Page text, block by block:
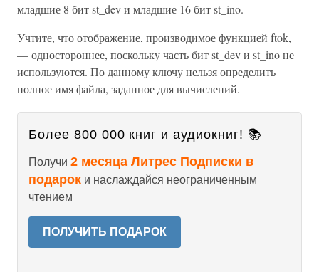
младшие 8 бит st_dev и младшие 16 бит st_ino.
Учтите, что отображение, производимое функцией ftok,
— одностороннее, поскольку часть бит st_dev и st_ino не
используются. По данному ключу нельзя определить
полное имя файла, заданное для вычислений.
Более 800 000 книг и аудиокниг! 📚
Получи 2 месяца Литрес Подписки в
подарок и наслаждайся неограниченным
чтением
ПОЛУЧИТЬ ПОДАРОК